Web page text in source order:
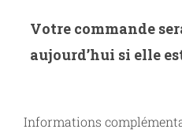
H-
364XLC-
N°364XL-
Votre commande
aujourd’hui si elle
Informations